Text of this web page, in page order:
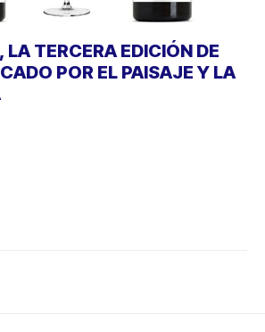
TERCERA EDICIÓN DE
POR EL PAISAJE Y LA